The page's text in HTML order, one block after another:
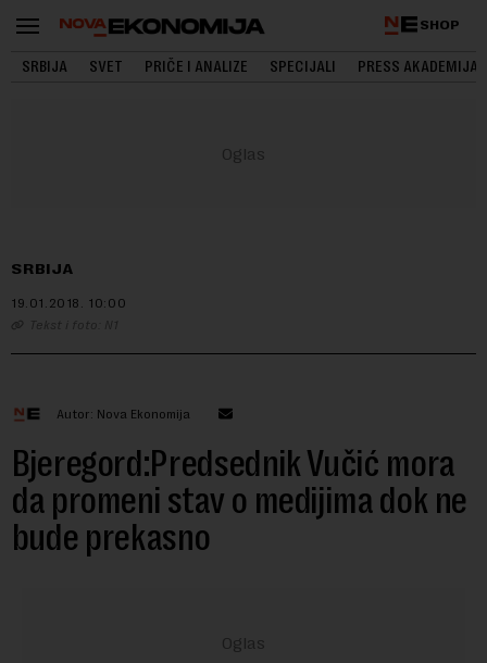
SHOP
SRBIJA SVET PRIČE I ANALIZE SPECIJALI PRESS AKADEMIJA
SRBIJA
19.01.2018. 10:00
Tekst i foto: N1
Autor: Nova Ekonomija
Bjeregord:Predsednik Vučić mora
da promeni stav o medijima dok ne
bude prekasno